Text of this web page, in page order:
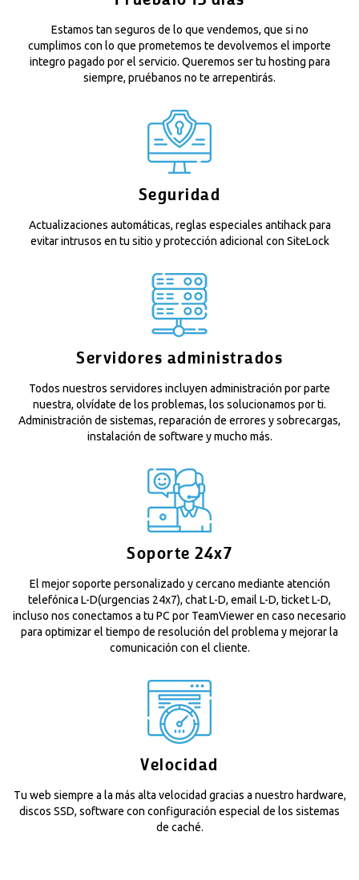
Estamos tan seguros de lo que vendemos, que si no
cumplimos con lo que prometemos te devolvemos el importe
integro pagado por el servicio. Queremos ser tu hosting para
siempre, pruébanos no te arrepentirás.
Seguridad
Actualizaciones automáticas, reglas especiales antihack para
evitar intrusos en tu sitio y protección adicional con SiteLock
Servidores administrados
Todos nuestros servidores incluyen administración por parte
nuestra, olvídate de los problemas, los solucionamos por ti.
Administración de sistemas, reparación de errores y sobrecargas,
instalación de software y mucho más.
Soporte 24x7
El mejor soporte personalizado y cercano mediante atención
telefónica L-D(urgencias 24x7), chat L-D, email L-D, ticket L-D,
incluso nos conectamos a tu PC por TeamViewer en caso necesario
para optimizar el tiempo de resolución del problema y mejorar la
comunicación con el cliente.
Velocidad
Tu web siempre a la más alta velocidad gracias a nuestro hardware,
discos SSD, software con configuración especial de los sistemas
de caché.